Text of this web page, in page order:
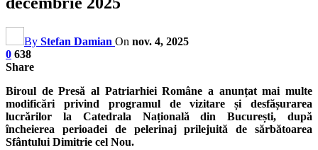
By Stefan Damian On nov. 4, 2025
0 638
Share
Biroul de Presă al Patriarhiei Române a anunțat mai multe
modificări privind programul de vizitare și desfășurarea
lucrărilor la Catedrala Națională din București, după
încheierea perioadei de pelerinaj prilejuită de sărbătoarea
Sfântului Dimitrie cel Nou.